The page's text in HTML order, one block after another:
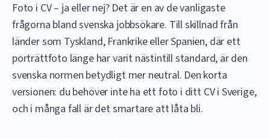
Foto i CV – ja eller nej? Det är en av de vanligaste
frågorna bland svenska jobbsökare. Till skillnad från
länder som Tyskland, Frankrike eller Spanien, där ett
porträttfoto länge har varit nästintill standard, är den
svenska normen betydligt mer neutral. Den korta
versionen: du behöver inte ha ett foto i ditt CV i Sverige,
och i många fall är det smartare att låta bli.